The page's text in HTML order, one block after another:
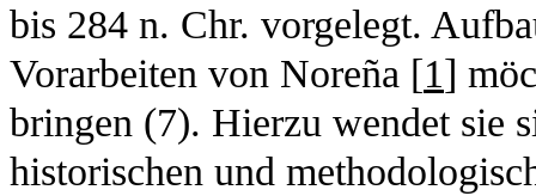
bis 284 n. Chr. vorgelegt.
Vorarbeiten von Noreña [1]
bringen (7). Hierzu wendet sie
historischen und